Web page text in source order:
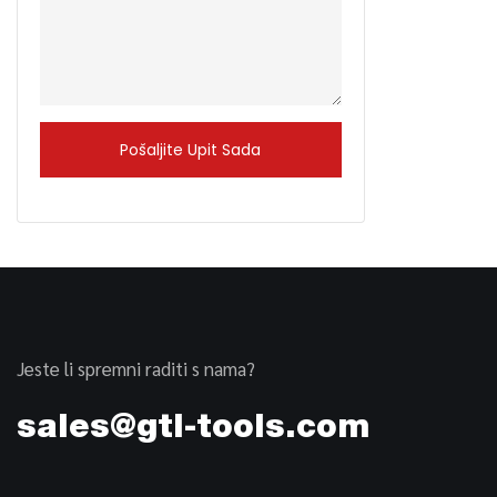
Pošaljite Upit Sada
Jeste li spremni raditi s nama?
sales@gtl-tools.com